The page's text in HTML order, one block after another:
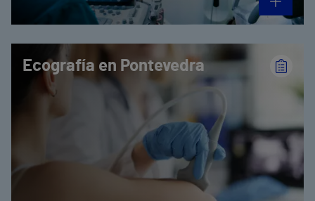
Ecografía en Pontevedra